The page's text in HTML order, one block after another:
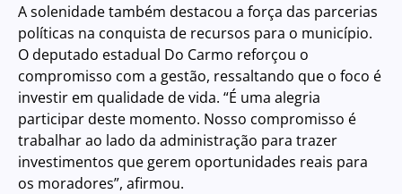
A solenidade também destacou a força das parcerias
políticas na conquista de recursos para o município.
O deputado estadual Do Carmo reforçou o
compromisso com a gestão, ressaltando que o foco é
investir em qualidade de vida. “É uma alegria
participar deste momento. Nosso compromisso é
trabalhar ao lado da administração para trazer
investimentos que gerem oportunidades reais para
os moradores”, afirmou.